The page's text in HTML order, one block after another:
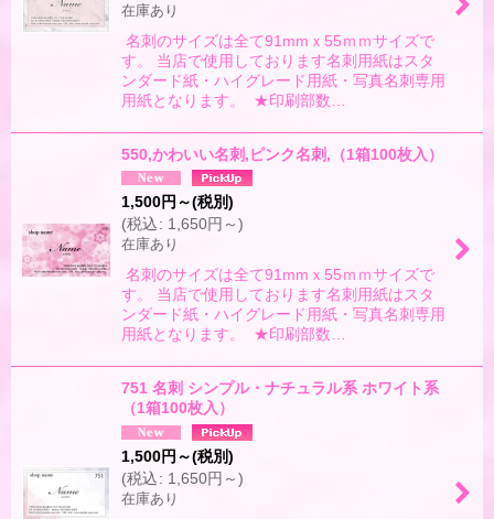
在庫あり
名刺のサイズは全て91mmｘ55ｍｍサイズで
す。 当店で使用しております名刺用紙はスタ
ンダード紙・ハイグレード用紙・写真名刺専用
用紙となります。 ★印刷部数…
550,かわいい名刺,ピンク名刺,（1箱100枚入）
1,500円 ～(税別)
(税込: 1,650円 ～)
在庫あり
名刺のサイズは全て91mmｘ55ｍｍサイズで
す。 当店で使用しております名刺用紙はスタ
ンダード紙・ハイグレード用紙・写真名刺専用
用紙となります。 ★印刷部数…
751 名刺 シンプル・ナチュラル系 ホワイト系
（1箱100枚入）
1,500円 ～(税別)
(税込: 1,650円 ～)
在庫あり